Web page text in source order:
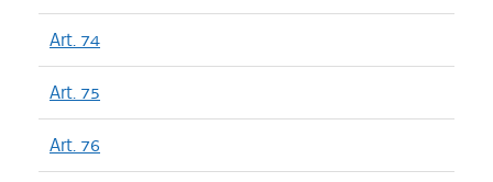
Art. 74
Art. 75
Art. 76